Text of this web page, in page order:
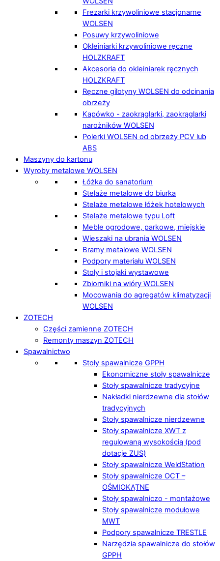
Frezarki krzywoliniowe stacjonarne
WOLSEN
Posuwy krzywoliniowe
Okleiniarki krzywoliniowe ręczne
HOLZKRAFT
Akcesoria do okleiniarek ręcznych
HOLZKRAFT
Ręczne gilotyny WOLSEN do odcinania
obrzeży
Kapówko - zaokrąglarki, zaokrąglarki
narożników WOLSEN
Polerki WOLSEN od obrzeży PCV lub
ABS
Maszyny do kartonu
Wyroby metalowe WOLSEN
Łóżka do sanatorium
Stelaże metalowe do biurka
Stelaże metalowe łóżek hotelowych
Stelaże metalowe typu Loft
Meble ogrodowe, parkowe, miejskie
Wieszaki na ubrania WOLSEN
Bramy metalowe WOLSEN
Podpory materiału WOLSEN
Stoły i stojaki wystawowe
Zbiorniki na wióry WOLSEN
Mocowania do agregatów klimatyzacji
WOLSEN
ZOTECH
Części zamienne ZOTECH
Remonty maszyn ZOTECH
Spawalnictwo
Stoły spawalnicze GPPH
Ekonomiczne stoły spawalnicze
Stoły spawalnicze tradycyjne
Nakładki nierdzewne dla stołów
tradycyjnych
Stoły spawalnicze nierdzewne
Stoły spawalnicze XWT z
regulowaną wysokością (pod
dotacje ZUS)
Stoły spawalnicze WeldStation
Stoły spawalnicze OCT –
OŚMIOKĄTNE
Stoły spawalniczo - montażowe
Stoły spawalnicze modułowe
MWT
Podpory spawalnicze TRESTLE
Narzędzia spawalnicze do stołów
GPPH